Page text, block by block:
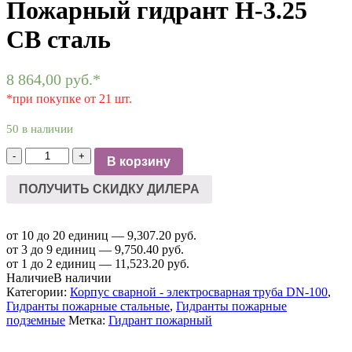
Пожарный гидрант Н-3.25
СВ сталь
8 864,00 руб.*
*при покупке от 21 шт.
50 в наличии
-
Количество
товара
Пожарный
гидрант
сталь
+ В корзину
ПОЛУЧИТЬ СКИДКУ ДИЛЕРА
от 10 до 20 единиц — 9,307.20 руб.
от 3 до 9 единиц — 9,750.40 руб.
от 1 до 2 единиц — 11,523.20 руб.
НаличиеВ наличии
Категории: Корпус сварной - электросварная труба DN-100,
Гидранты пожарные стальные, Гидранты пожарные
подземные Метка: Гидрант пожарный